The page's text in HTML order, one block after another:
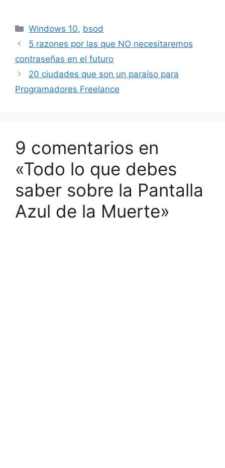
Categorías
Windows 10, bsod
5 razones por las que NO necesitaremos
contraseñas en el futuro
20 ciudades que son un paraíso para
Programadores Freelance
9 comentarios en
«Todo lo que debes
saber sobre la Pantalla
Azul de la Muerte»